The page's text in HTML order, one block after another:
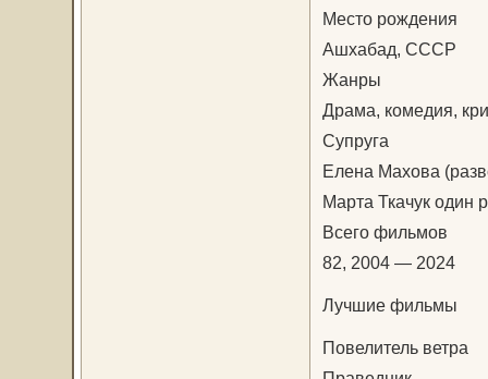
Место рождения
Ашхабад, СССР
Жанры
Драма, комедия,
Супруга
Елена Махова
Марта Ткачук один
Всего фильмов
82, 2004 — 2024
Лучшие фильмы
Повелитель ветра